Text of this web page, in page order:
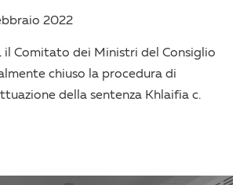
2022
il Comitato dei Ministri del Consiglio
chiuso la procedura di
della sentenza Khlaifia c.